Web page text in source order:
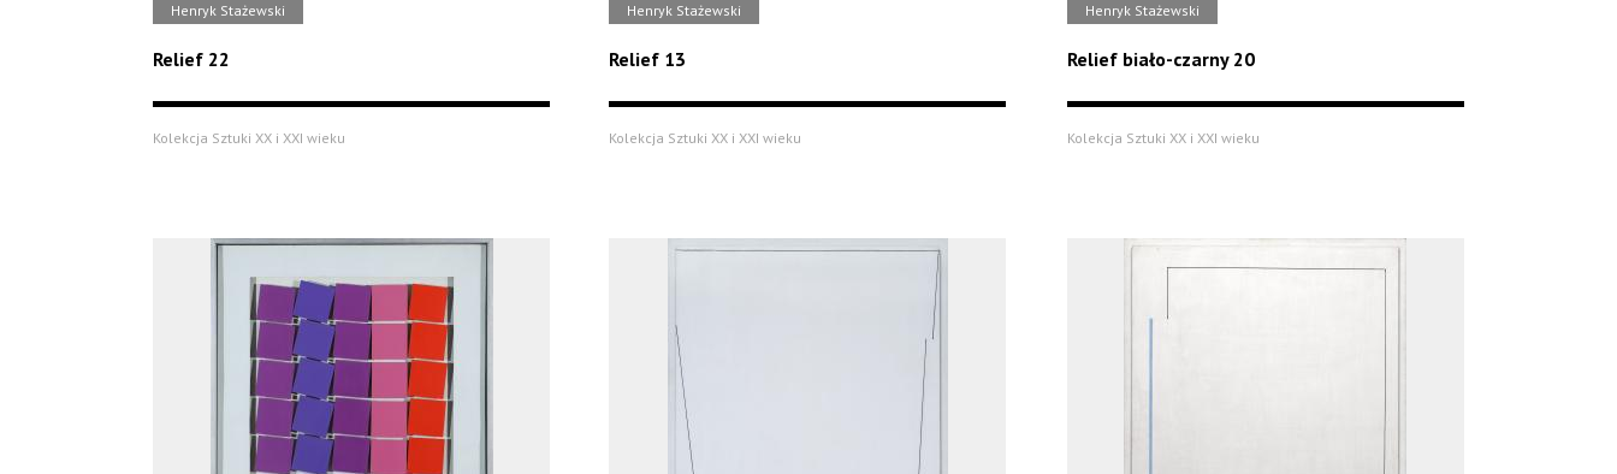
Henryk Stażewski
Relief 22
Kolekcja Sztuki XX i XXI wieku
Henryk Stażewski
Relief 13
Kolekcja Sztuki XX i XXI wieku
Henryk Stażewski
Relief biało-czarny 20
Kolekcja Sztuki XX i XXI wieku